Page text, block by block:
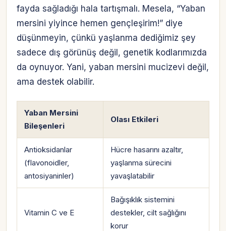
fayda sağladığı hala tartışmalı. Mesela, “Yaban
mersini yiyince hemen gençleşirim!” diye
düşünmeyin, çünkü yaşlanma dediğimiz şey
sadece dış görünüş değil, genetik kodlarımızda
da oynuyor. Yani, yaban mersini mucizevi değil,
ama destek olabilir.
Yaban Mersini
Bileşenleri
Olası Etkileri
Antioksidanlar
(flavonoidler,
antosiyaninler)
Hücre hasarını azaltır,
yaşlanma sürecini
yavaşlatabilir
Vitamin C ve E
Bağışıklık sistemini
destekler, cilt sağlığını
korur